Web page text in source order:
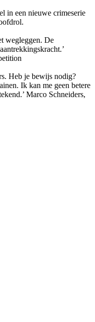
in een nieuwe crimeserie
wegleggen. De
Heb je bewijs nodig?
Ik kan me geen betere
Marco Schneiders,